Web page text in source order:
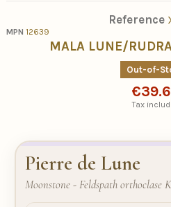
Reference
MPN 12639
MALA LUNE/
Out-of-
Tax
Pierre de Lune
Moonstone - Feldspath orthoclase